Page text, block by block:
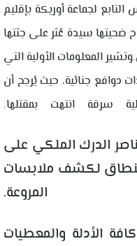
لجماعة أوريكة بإقليم
ضحيتها سيدة عُثر على جثتها
المعلومات الأولية التي
دوافع جنائية، حيث يُرجح أن
سرقة انتهت بمقتلها.
الدرك الملكي على
لكشف ملابسات
المروعة.
الأدلة والمعطيات